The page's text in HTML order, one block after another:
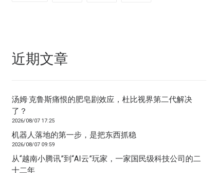
近期文章
汤姆·克鲁斯痛恨的肥皂剧效应，杜比视界第二代解决
了？
2026/08/07 17:25
机器人落地的第一步，是把东西抓稳
2026/08/07 09:59
从“越南小腾讯”到“AI云”玩家，一家国民级科技公司的二
十二年